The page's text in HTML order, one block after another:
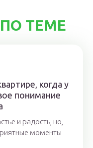
ТЕМЕ
когда у
понимание
и радость, но,
моменты